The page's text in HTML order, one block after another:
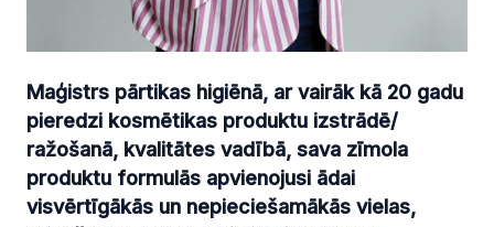
Maģistrs pārtikas higiēnā, ar vairāk kā 20 gadu
pieredzi kosmētikas produktu izstrādē/
ražošanā, kvalitātes vadībā, sava zīmola
produktu formulās apvienojusi ādai
visvērtīgākās un nepieciešamākās vielas,